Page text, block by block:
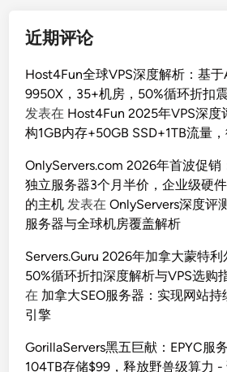
近期评论
Host4Fun全球VPS深度解析：基于
9950X，35+机房，50%循环折扣
发表在 Host4Fun 2025年VPS深
构1GB内存+50GB SSD+1TB流量
OnlyServers.com 2026年首波促销
独立服务器3个月半价，企业级硬
的主机 发表在OnlyServers深度评
服务器与全球机房覆盖解析
Servers.Guru 2026年加拿大蒙特利
50%循环折扣深度解析与VPS选购
在 加拿大SEO服务器：实现网站
引擎
GorillaServers黑五巨献：EPYC服
104TB存储$99，释放野兽级算力 -